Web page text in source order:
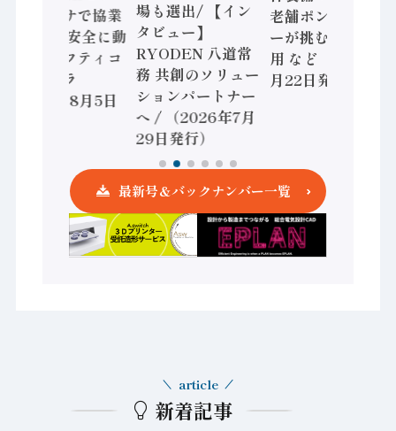
ョンセンサで協業
/ IDEC、安全に動
かすセーフティコ
ントローラ
（2026年8月5日
場も選出/ 【イン
タビュー】
RYODEN 八道常
務 共創のソリュー
ションパートナー
へ / （2026年7月
29日発行）
老舗ポンプメーカ
ーが挑むデータ活
用 など（2026年7
月22日発行）
最新号＆バックナンバー一覧
新着記事
article